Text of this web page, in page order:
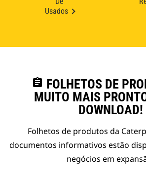
Usados
assignment FOLHETOS DE
MUITO MAIS
DOWNLOAD!
Folhetos de produtos da
documentos informativos estão
negócios em